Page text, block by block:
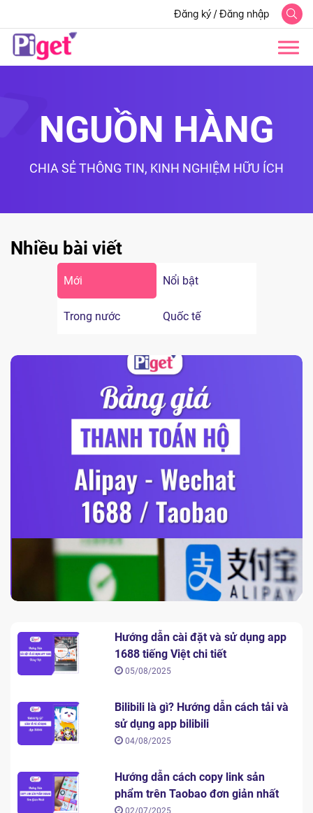
Đăng ký /Đăng nhập
NGUỒN HÀNG
CHIA SẺ THÔNG TIN, KINH NGHIỆM HỮU ÍCH
Nhiều bài viết
Mới Nổi bật
Trong nước Quốc tế
Hướng dẫn cài đặt và sử dụng app
1688 tiếng Việt chi tiết
05/08/2025
Bilibili là gì? Hướng dẫn cách tải và
sử dụng app bilibili
04/08/2025
Hướng dẫn cách copy link sản
phẩm trên Taobao đơn giản nhất
02/07/2025